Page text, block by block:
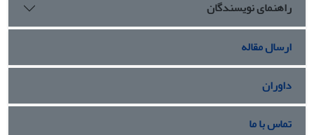
راهنمای نویسندگان
ارسال مقاله
داوران
تماس با ما